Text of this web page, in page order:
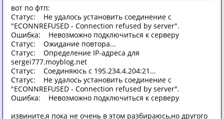
вот по фтп:
Статус: Не удалось установить соединение с
"ECONNREFUSED - Connection refused by server".
Ошибка: Невозможно подключиться к серверу
Статус: Ожидание повтора...
Статус: Определение IP-адреса для
sergei777.moyblog.net
Статус: Соединяюсь с 195.234.4.204:21...
Статус: Не удалось установить соединение с
"ECONNREFUSED - Connection refused by server".
Ошибка: Невозможно подключиться к серверу
извините,я пока не очень в этом разбираюсь,но другого